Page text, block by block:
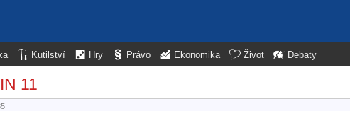
Kutilství Hry Právo Ekonomika Život Debaty
11